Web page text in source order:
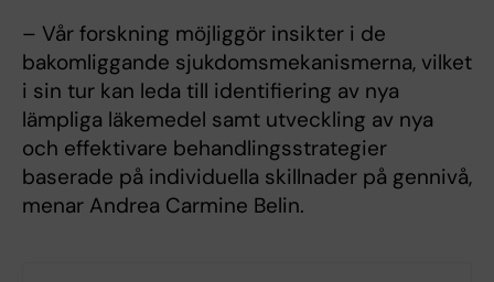
– Vår forskning möjliggör insikter i de
bakomliggande sjukdomsmekanismerna, vilket
i sin tur kan leda till identifiering av nya
lämpliga läkemedel samt utveckling av nya
och effektivare behandlingsstrategier
baserade på individuella skillnader på gennivå,
menar Andrea Carmine Belin.